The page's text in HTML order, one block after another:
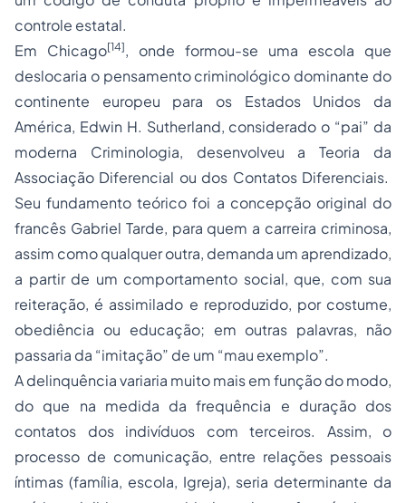
controle estatal.
Em Chicago[14], onde formou-se uma escola que
deslocaria o pensamento criminológico dominante do
continente europeu para os Estados Unidos da
América, Edwin H. Sutherland, considerado o “pai” da
moderna Criminologia, desenvolveu a Teoria da
Associação Diferencial ou dos Contatos Diferenciais.
Seu fundamento teórico foi a concepção original do
francês Gabriel Tarde, para quem a carreira criminosa,
assim como qualquer outra, demanda um aprendizado,
a partir de um comportamento social, que, com sua
reiteração, é assimilado e reproduzido, por costume,
obediência ou educação; em outras palavras, não
passaria da “imitação” de um “mau exemplo”.
A delinquência variaria muito mais em função do modo,
do que na medida da frequência e duração dos
contatos dos indivíduos com terceiros. Assim, o
processo de comunicação, entre relações pessoais
íntimas (família, escola, Igreja), seria determinante da